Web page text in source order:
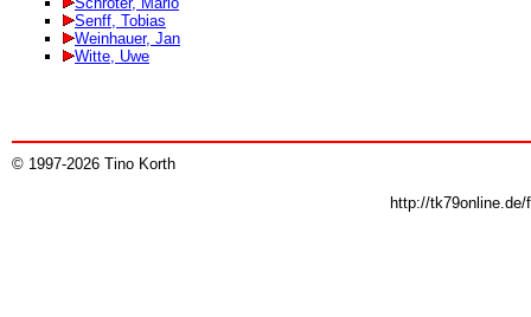
Senff, Tobias
Weinhauer, Jan
Witte, Uwe
© 1997-2026 Tino Korth
http://